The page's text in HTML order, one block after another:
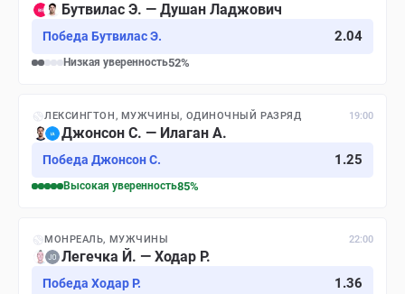
Бутвилас Э. — Душан Ладжович
Победа Бутвилас Э. 2.04
Низкая уверенность52%
ЛЕКСИНГТОН, МУЖЧИНЫ, ОДИНОЧНЫЙ РАЗРЯД 19:00
Джонсон С. — Илаган А.
Победа Джонсон С. 1.25
Высокая уверенность85%
МОНРЕАЛЬ, МУЖЧИНЫ 22:00
Легечка Й. — Ходар Р.
Победа Ходар Р. 1.36